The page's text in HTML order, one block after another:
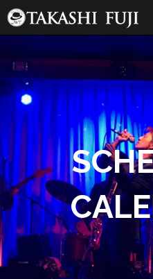
ン
テ
へ
ス
12:00 AM
1:00 AM
3:00 AM
4:00 AM
5:00 AM